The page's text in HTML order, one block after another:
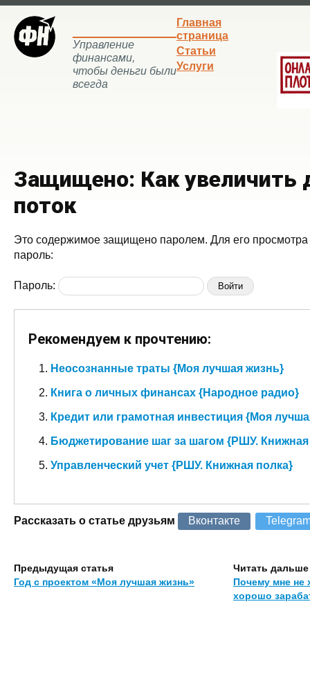
Управление
финансами,
чтобы деньги были
всегда
Главная
страница
Статьи
Услуги
Защищено: Как
поток
Это содержимое защищено паролем. Для его просмотра
пароль:
Пароль:
Рекомендуем к прочтению:
Неосознанные траты {Моя лучшая жизнь}
Книга о личных финансах {Народное радио}
Кредит или грамотная инвестиция {Моя
Бюджетирование шаг за шагом {РШУ. Книжная
Управленческий учет {РШУ. Книжная полка}
Рассказать о статье друзьям Вконтакте
Предыдущая статья
Год с проектом «Моя лучшая жизнь»
Читать дальше
Почему мне не
хорошо